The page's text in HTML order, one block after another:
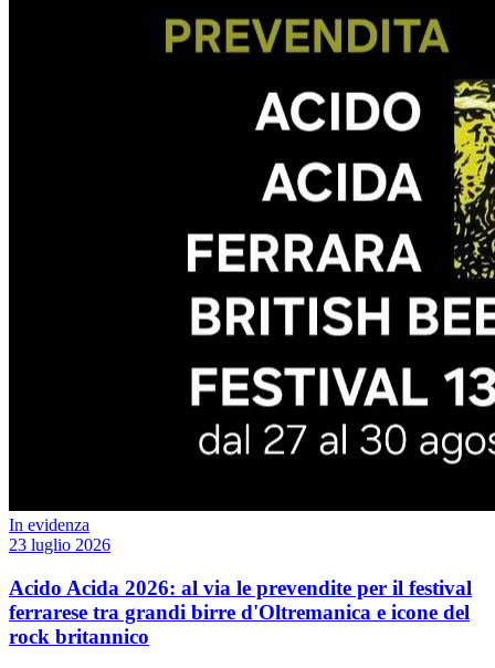
In evidenza
23 luglio 2026
Acido Acida 2026: al via le prevendite per il festival
ferrarese tra grandi birre d'Oltremanica e icone del
rock britannico